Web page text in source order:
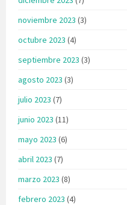
noviembre 2023 (3)
octubre 2023 (4)
septiembre 2023 (3)
agosto 2023 (3)
julio 2023 (7)
junio 2023 (11)
mayo 2023 (6)
abril 2023 (7)
marzo 2023 (8)
febrero 2023 (4)